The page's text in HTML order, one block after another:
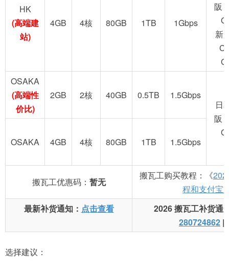
阪
新
HK
(高端建
站)
4GB 4核 80GB 1TB 1Gbps
OSAKA
(高端性
价比)
2GB 2核 40GB 0.5TB
1.5Gbps
日
阪
OSAKA
4GB 4核 80GB 1TB 1.5Gbps
搬瓦工优惠码： 暂无
搬瓦工购买教程：《
程和支付宝
最新补货通知： 点击查看
2026 搬瓦工补货通
280724862 |
选择建议：